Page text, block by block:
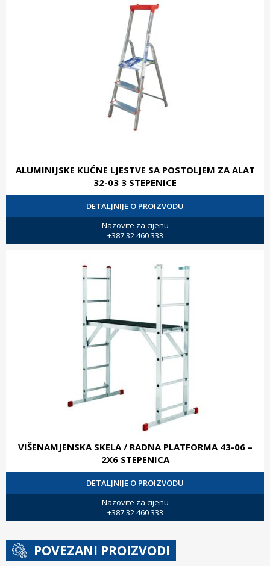
ALUMINIJSKE KUĆNE LJESTVE SA POSTOLJEM ZA ALAT
32-03 3 STEPENICE
DETALJNIJE O PROIZVODU
Nazovite za cijenu
+387 32 460 333
VIŠENAMJENSKA SKELA / RADNA PLATFORMA 43-06 –
2X6 STEPENICA
DETALJNIJE O PROIZVODU
Nazovite za cijenu
+387 32 460 333
POVEZANI PROIZVODI